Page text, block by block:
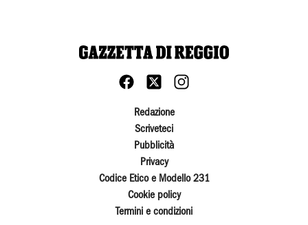
Redazione
Scriveteci
Pubblicità
Privacy
Codice Etico e Modello 231
Cookie policy
Termini e condizioni